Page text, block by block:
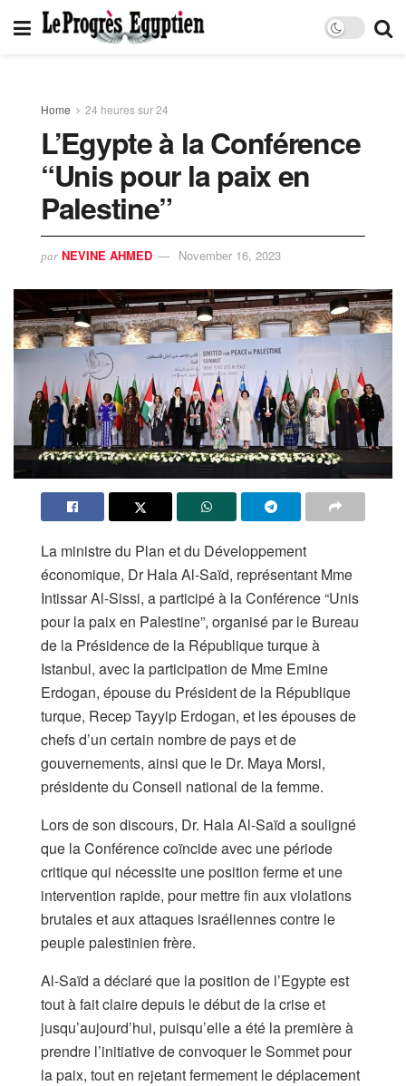
Home 24 heures sur 24
L’Egypte à la Conférence
“Unis pour la paix en
Palestine”
par NEVINE AHMED November 16, 2023
La ministre du Plan et du Développement
économique, Dr Hala Al-Saïd, représentant Mme
Intissar Al-Sissi, a participé à la Conférence “Unis
pour la paix en Palestine”, organisé par le Bureau
de la Présidence de la République turque à
Istanbul, avec la participation de Mme Emine
Erdogan, épouse du Président de la République
turque, Recep Tayyip Erdogan, et les épouses de
chefs d’un certain nombre de pays et de
gouvernements, ainsi que le Dr. Maya Morsi,
présidente du Conseil national de la femme.
Lors de son discours, Dr. Hala Al-Saïd a souligné
que la Conférence coïncide avec une période
critique qui nécessite une position ferme et une
intervention rapide, pour mettre fin aux violations
brutales et aux attaques israéliennes contre le
peuple palestinien frère.
Al-Saïd a déclaré que la position de l’Egypte est
tout à fait claire depuis le début de la crise et
jusqu’aujourd’hui, puisqu’elle a été la première à
prendre l’initiative de convoquer le Sommet pour
la paix, tout en rejetant fermement le déplacement